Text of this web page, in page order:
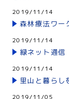
2019/11/14
森林療法ワー
2019/11/14
緑ネット通
2019/11/14
里山と暮ら
2019/11/05